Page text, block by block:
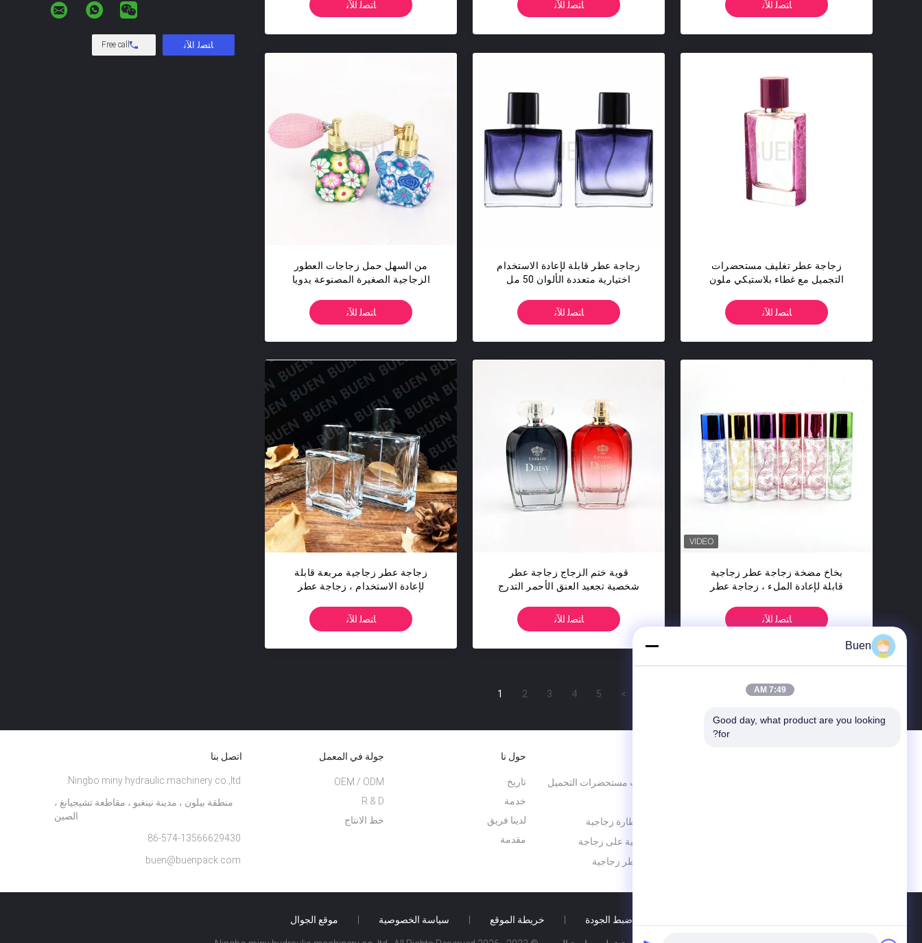
Free call
ﺎﺘﺼﻟ ﺍﻶﻧ
ﺎﺘﺼﻟ ﺍﻶﻧ
ﺎﺘﺼﻟ ﺍﻶﻧ
زجاجة عطر تغليف مستحضرات
التجميل مع غطاء بلاستيكي ملون
ﺎﺘﺼﻟ ﺍﻶﻧ
زجاجة عطر قابلة لإعادة الاستخدام
اختيارية متعددة الألوان 50 مل
ﺎﺘﺼﻟ ﺍﻶﻧ
من السهل حمل زجاجات العطور
الزجاجية الصغيرة المصنوعة يدويا
ﺎﺘﺼﻟ ﺍﻶﻧ
بخاخ مضخة زجاجة عطر زجاجية
قابلة لإعادة الملء ، زجاجة عطر
ﺎﺘﺼﻟ ﺍﻶﻧ
قوية ختم الزجاج زجاجة عطر
شخصية تجعيد العنق الأحمر التدرج
ﺎﺘﺼﻟ ﺍﻶﻧ
زجاجة عطر زجاجية مربعة قابلة
لإعادة الاستخدام ، زجاجة عطر
ﺎﺘﺼﻟ ﺍﻶﻧ
1 2 3 4 5 >
زجاجة عطر زجاجية
برطمانات مستحضرات التجميل
زجاجة قطارة زجاجية
لفة زجاجية على زجاجة
حول نا
مقدمة
تاريخ
خدمة
لدينا فريق
جولة في المعمل
خط الانتاج
OEM / ODM
R & D
اتصل بنا
Ningbo miny hydraulic machinery co.,ltd.
منطقة بيلون ، مدينة نينغبو ، مقاطعة تشيجيانغ ،
الصين
86-574-13566629430
buen@buenpack.com
ضبط الجودة خريطة الموقع سياسة الخصوصية موقع الجوال
Buen
7:49 AM
Good day, what product are you looking
for?